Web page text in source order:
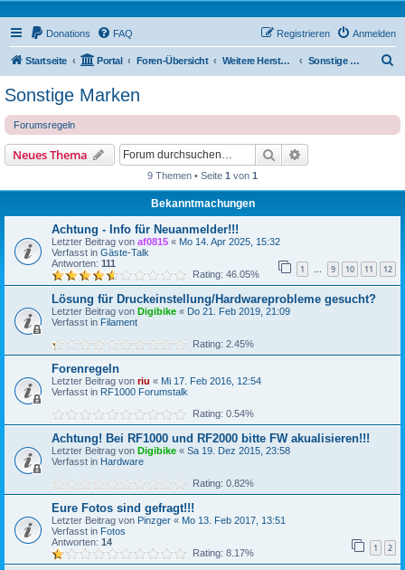
Donations FAQ Anmelden
Registrieren
Startseite Portal Foren-Übersicht Weitere Hersteller Sonstige Marken
Sonstige Marken
Forumsregeln
Neues Thema Suche
9 Themen • Seite 1 von 1
Bekanntmachungen
Achtung - Info für Neuanmelder!!!
Letzter Beitrag von af0815 « Mo 14. Apr 2025, 15:32
Verfasst in Gäste-Talk
Antworten: 111 1 … 9 10 11 12
Rating: 46.05%
Lösung für Druckeinstellung/Hardwareprobleme gesucht?
Letzter Beitrag von Digibike « Do 21. Feb 2019, 21:09
Verfasst in Filament
Rating: 2.45%
Forenregeln
Letzter Beitrag von riu « Mi 17. Feb 2016, 12:54
Verfasst in RF1000 Forumstalk
Rating: 0.54%
Achtung! Bei RF1000 und RF2000 bitte FW akualisieren!!!
Letzter Beitrag von Digibike « Sa 19. Dez 2015, 23:58
Verfasst in Hardware
Rating: 0.82%
Eure Fotos sind gefragt!!!
Letzter Beitrag von Pinzger « Mo 13. Feb 2017, 13:51
Verfasst in Fotos
Antworten: 14 1 2
Rating: 8.17%